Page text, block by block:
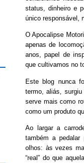
status, dinheiro e
único responsável,
O Apocalipse
apenas de
anos, papel de
que cultivamos no
Este blog nunca
termo, aliás,
serve mais como
como um produto
Ao largar a
também a pedalar
olhos: às vezes
“real” do que